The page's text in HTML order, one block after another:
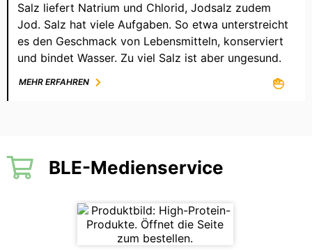
Salz liefert Natrium und Chlorid, Jodsalz zudem
Jod. Salz hat viele Aufgaben. So etwa unterstreicht
es den Geschmack von Lebensmitteln, konserviert
und bindet Wasser. Zu viel Salz ist aber ungesund.
MEHR ERFAHREN
BLE-Medienservice